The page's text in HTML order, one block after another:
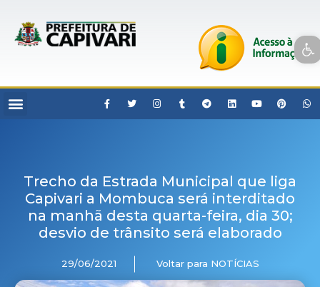
Open toolbar
Trecho da Estrada Municipal que liga
Capivari a Mombuca será interditado
na manhã desta quarta-feira, dia 30;
desvio de trânsito será elaborado
29/06/2021 Voltar para NOTÍCIAS